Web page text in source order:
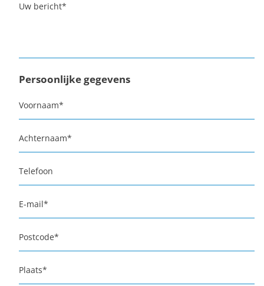
Uw bericht*
Persoonlijke gegevens
Voornaam*
Achternaam*
Telefoon
E-mail*
Postcode*
Plaats*